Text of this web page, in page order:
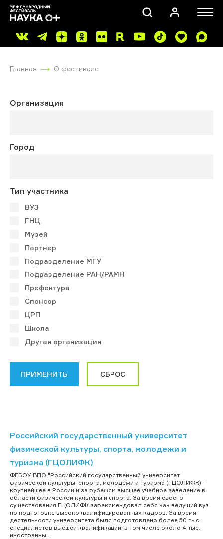
Главная О фестивале
Организация
Город
Тип участника
ВУЗ
ГНЦ
Музей
Партнер
Подразделение МГУ
Подразделение РАН/РАМН
Префектура
Спонсор
ЦРП
Школа
Другая организация
Российский государственный университет
физической культуры, спорта, молодежи и
туризма (ГЦОЛИФК)
ФГБОУ ВПО "Российский государственный университет
физической культуры, спорта, молодёжи и туризма (ГЦОЛИФК)" -
крупнейшее в России и за рубежом высшее учебное заведение в
области физической культуры и спорта. За время своего
существования ГЦОЛИФК зарекомендовал себя как ведущий вуз
по подготовке высококвалифицированных кадров. За время
деятельности университета было подготовлено более 50 тыс.
специалистов высшей квалификации, в том числе около 4 тыс.
иностранны...